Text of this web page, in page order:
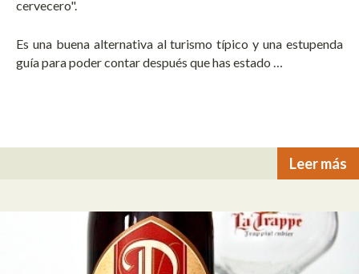
cervecero".
Es una buena alternativa al turismo típico y una estupenda
guía para poder contar después que has estado …
Leer más